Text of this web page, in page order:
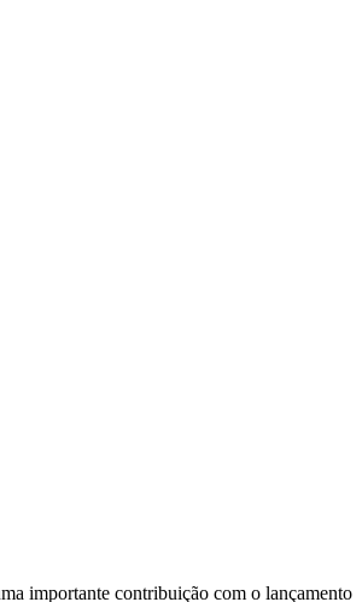
importante contribuição com o lançamento